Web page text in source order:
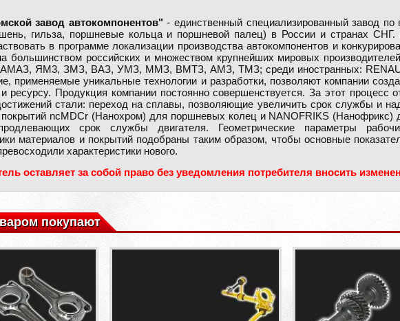
завод автокомпонентов" - единственный специализированный завод
гильза, поршневые кольца и поршневой палец) в России и странах СНГ.
в программе локализации производства автокомпонентов и
большинством российских и множеством крупнейших мировых
ЯМ3, ЗМЗ, ВАЗ, УМЗ, ММЗ, ВМТЗ, АМЗ, ТМЗ; среди иностранных:
применяемые уникальные технологии и разработки, позволяют компании
ресурсу. Продукция компании постоянно совершенствуется. За этот процесс
стали: переход на сплавы, позволяющие увеличить срок службы и
ncMDCr (Нанохром) для поршневых колец и NANOFRIKS (Нанофрикс)
срок службы двигателя. Геометрические параметры
материалов и покрытий подобраны таким образом, чтобы основные
характеристики нового.
оставляет за собой право без уведомления потребителя вносить
покупают